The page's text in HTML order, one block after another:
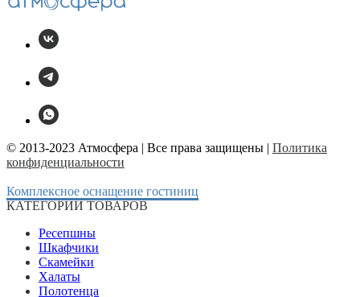
© 2013-2023 Атмосфера | Все права защищены | Политика
конфиденциальности
Комплексное оснащение гостиниц
КАТЕГОРИИ ТОВАРОВ
Ресепшны
Шкафчики
Скамейки
Халаты
Полотенца